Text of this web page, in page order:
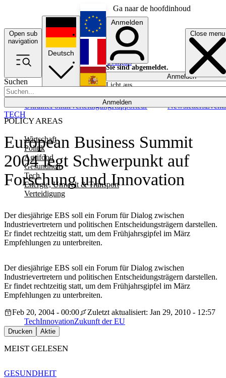
Ga naar de hoofdinhoud
Open sub
navigation
Close menu
Suchen
Anmelden
POLICY AREAS
Wirtschaft
Politik
Agrifood
Gesundheit
Tech
Energie, Umwelt & Transport
Verteidigung
UkrainePolitikVerteidigungRapporteur NewslettersEvents
Deutsch
English
Français
Anmelden
Sie sind abgemeldet.
Anmelden
Licht aus
European Business Summit
2004 legt Schwerpunkt auf
Forschung und Innovation
Der diesjährige EBS soll ein Forum für Dialog zwischen
Industrievertretern und politischen Entscheidungsträgern darstellen.
Er findet rechtzeitig statt, um dem Frühjahrsgipfel im März
Empfehlungen zu unterbreiten.
TECH
Der diesjährige EBS soll ein Forum für Dialog zwischen
Industrievertretern und politischen Entscheidungsträgern darstellen.
Er findet rechtzeitig statt, um dem Frühjahrsgipfel im März
Empfehlungen zu unterbreiten.
Feb 20, 2004 - 00:00
Zuletzt aktualisiert: Jan 29, 2010 - 12:57
TechInnovationZukunft der EU
Drucken Aktie
MEIST GELESEN
GESUNDHEIT